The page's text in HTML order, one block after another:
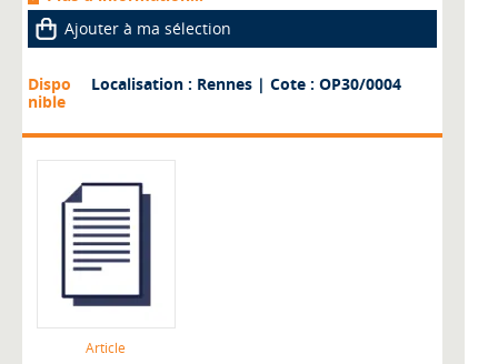
Ajouter à ma sélection
Dispo
nible
Localisation : Rennes | Cote : OP30/0004
Article